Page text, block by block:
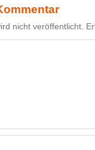
nicht veröffentlicht.